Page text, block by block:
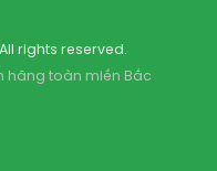
rights reserved.
hãng toàn miền Bắc